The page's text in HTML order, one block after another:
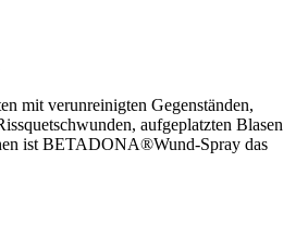
mit verunreinigten Gegenständen,
aufgeplatzten Blasen
ist BETADONA®Wund-Spray das